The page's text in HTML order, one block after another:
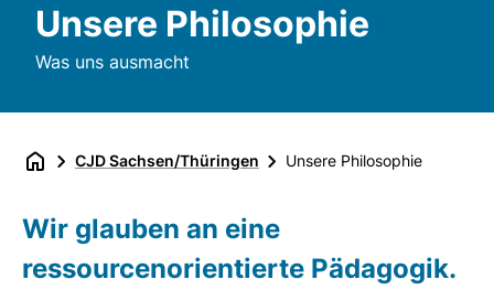
Unsere Philosophie
Was uns ausmacht
CJD Sachsen/Thüringen Unsere Philosophie
Wir glauben an eine
ressourcenorientierte Pädagogik.